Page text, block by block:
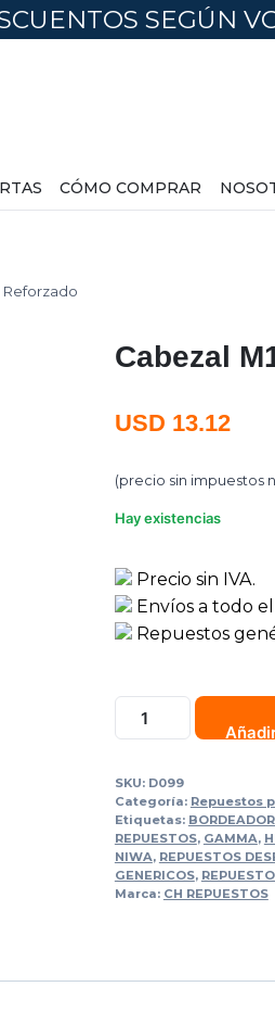
SEGÚN
CÓMO COMPRAR
Cabezal
USD 13.12
(precio sin impuestos
Hay existencias
Precio sin IVA.
Envíos a todo el
Repuestos
Cabezal
M10
1.00
Nacional
Reforzado
cantidad
SKU: D099
Categoría: Repuestos
Etiquetas:
REPUESTOS, GAMMA,
NIWA, REPUESTOS
GENERICOS,
Marca: CH REPUESTOS